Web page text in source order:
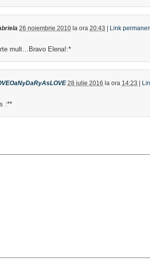
26 noiembrie 2010 la ora 20:43 Link
mult…Bravo Elena!:*
28 iulie 2016 la ora 14:23
:**